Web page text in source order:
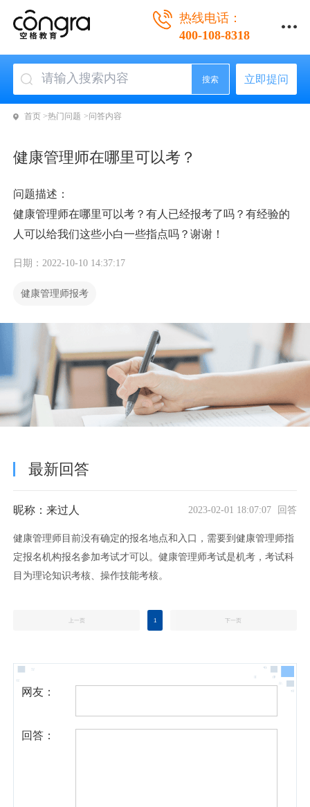
热线电话：
400-108-8318
搜索 立即提问
首页 >热门问题 >问答内容
健康管理师在哪里可以考？
问题描述：
健康管理师在哪里可以考？有人已经报考了吗？有经验的
人可以给我们这些小白一些指点吗？谢谢！
日期：2022-10-10 14:37:17
健康管理师报考
最新回答
昵称：来过人 2023-02-01 18:07:07 回答
健康管理师目前没有确定的报名地点和入口，需要到健康管理师指
定报名机构报名参加考试才可以。健康管理师考试是机考，考试科
目为理论知识考核、操作技能考核。
上一页 1 下一页
网友：
回答：